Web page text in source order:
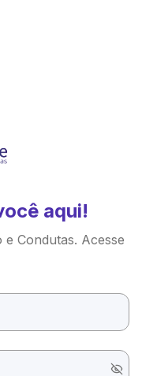
aqui!
e Condutas. Acesse